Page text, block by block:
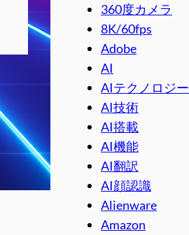
360度カメラ
8K/60fps
Adobe
AI
AIテクノロジー
AI技術
AI搭載
AI機能
AI翻訳
AI顔認識
Alienware
Amazon